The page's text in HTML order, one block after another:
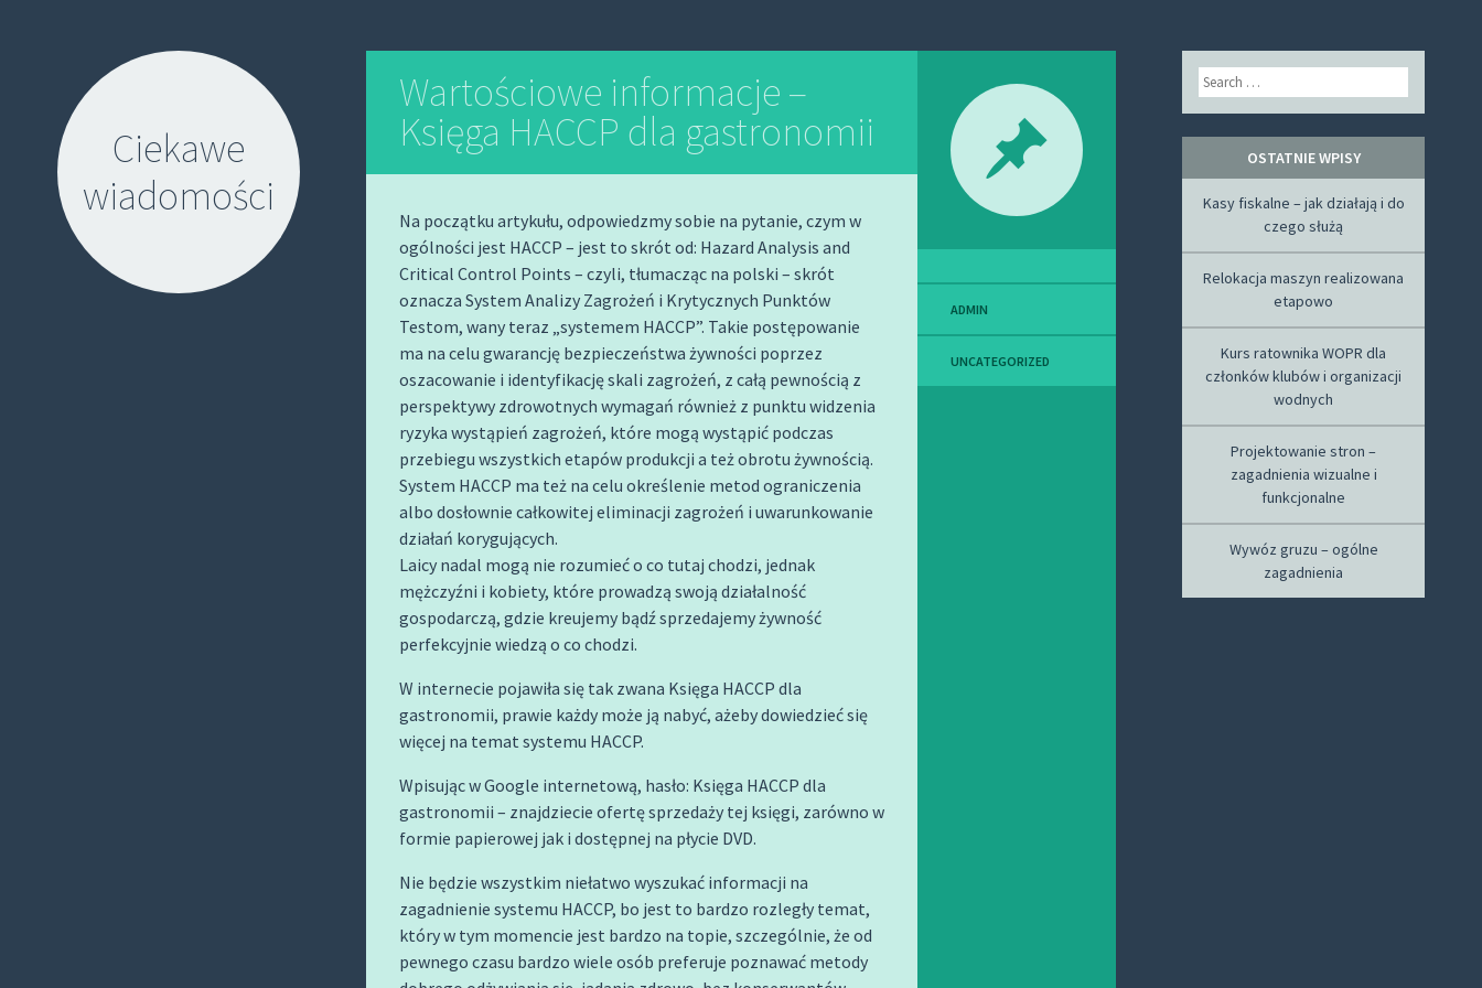
Ciekawe
wiadomości
Wartościowe informacje –
Księga HACCP dla gastronomii
Na początku artykułu, odpowiedzmy sobie na pytanie, czym w
ogólności jest HACCP – jest to skrót od: Hazard Analysis and
Critical Control Points – czyli, tłumacząc na polski – skrót
oznacza System Analizy Zagrożeń i Krytycznych Punktów
Testom, wany teraz „systemem HACCP”. Takie postępowanie
ma na celu gwarancję bezpieczeństwa żywności poprzez
oszacowanie i identyfikację skali zagrożeń, z całą pewnością z
perspektywy zdrowotnych wymagań również z punktu widzenia
ryzyka wystąpień zagrożeń, które mogą wystąpić podczas
przebiegu wszystkich etapów produkcji a też obrotu żywnością.
System HACCP ma też na celu określenie metod ograniczenia
albo dosłownie całkowitej eliminacji zagrożeń i uwarunkowanie
działań korygujących.
Laicy nadal mogą nie rozumieć o co tutaj chodzi, jednak
mężczyźni i kobiety, które prowadzą swoją działalność
gospodarczą, gdzie kreujemy bądź sprzedajemy żywność
perfekcyjnie wiedzą o co chodzi.
W internecie pojawiła się tak zwana Księga HACCP dla
gastronomii, prawie każdy może ją nabyć, ażeby dowiedzieć się
więcej na temat systemu HACCP.
Wpisując w Google internetową, hasło: Księga HACCP dla
gastronomii – znajdziecie ofertę sprzedaży tej księgi, zarówno w
formie papierowej jak i dostępnej na płycie DVD.
Nie będzie wszystkim niełatwo wyszukać informacji na
zagadnienie systemu HACCP, bo jest to bardzo rozległy temat,
który w tym momencie jest bardzo na topie, szczególnie, że od
pewnego czasu bardzo wiele osób preferuje poznawać metody
ADMIN
UNCATEGORIZED
Search
OSTATNIE WPISY
Kasy fiskalne – jak działają i do
czego służą
Relokacja maszyn realizowana
etapowo
Kurs ratownika WOPR dla
członków klubów i organizacji
wodnych
Projektowanie stron –
zagadnienia wizualne i
funkcjonalne
Wywóz gruzu – ogólne
zagadnienia